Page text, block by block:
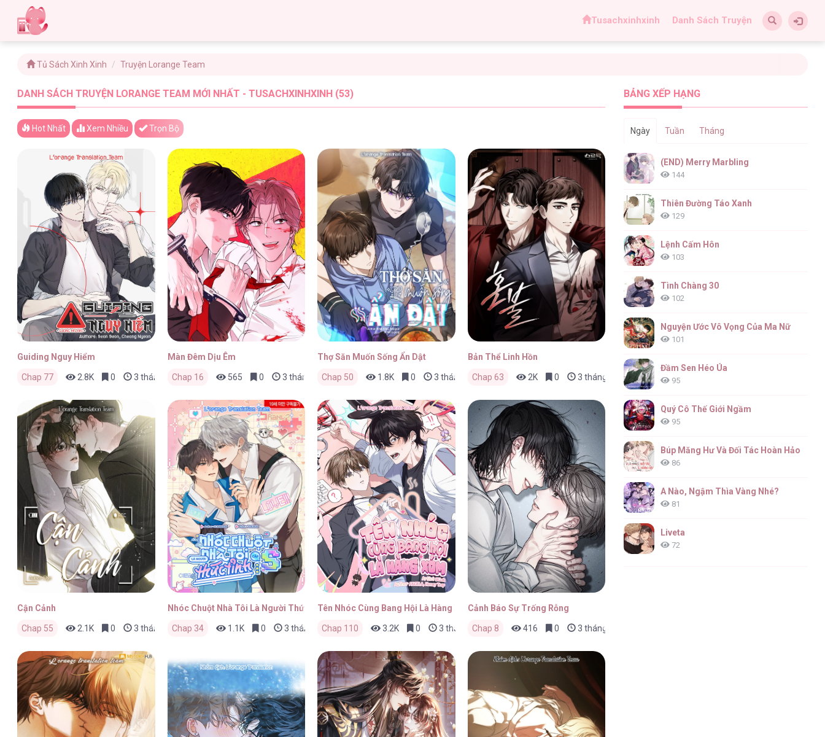
Tusachxinhxinh Danh Sách Truyện
Tủ Sách Xinh Xinh Truyện Lorange Team
DANH SÁCH TRUYỆN LORANGE TEAM MỚI NHẤT - TUSACHXINHXINH (53)
Hot Nhất Xem Nhiều Trọn Bộ
Guiding Nguy Hiểm
Chap 77 2.8K 0 3 tháng trước
Màn Đêm Dịu Êm
Chap 16 565 0 3 tháng trước
Thợ Săn Muốn Sống Ẩn Dật
Chap 50 1.8K 0 3 tháng trước
Bản Thể Linh Hồn
Chap 63 2K 0 3 tháng trước
Cận Cảnh
Chap 55 2.1K 0 3 tháng trước
Nhóc Chuột Nhà Tôi Là Người Thức Tỉnh Cấp S
Chap 34 1.1K 0 3 tháng trước
Tên Nhóc Cùng Bang Hội Là Hàng Xóm
Chap 110 3.2K 0 3 tháng trước
Cảnh Báo Sự Trống Rỗng
Chap 8 416 0 3 tháng trước
BẢNG XẾP HẠNG
Ngày Tuần Tháng
(END) Merry Marbling
144
Thiên Đường Táo Xanh
129
Lệnh Cấm Hôn
103
Tình Chàng 30
102
Nguyện Ước Vô Vọng Của Ma Nữ
101
Đầm Sen Héo Úa
95
Quý Cô Thế Giới Ngầm
95
Búp Măng Hư Và Đối Tác Hoàn Hảo
86
A Nào, Ngậm Thìa Vàng Nhé?
81
Liveta
72